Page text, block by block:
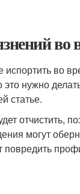
во
во
нужно
статье.
отчистить,
могут